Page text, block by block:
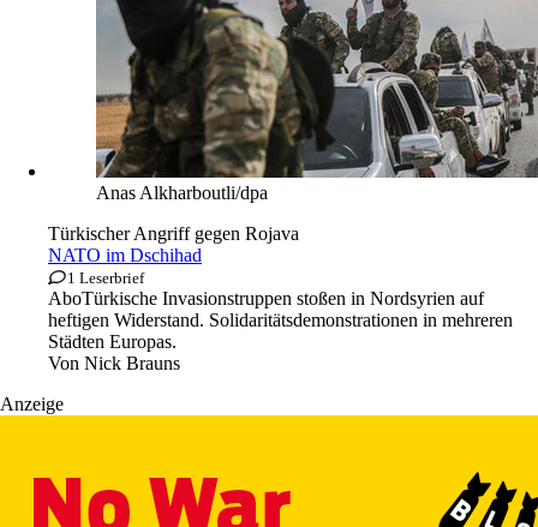
Anas Alkharboutli/dpa
Türkischer Angriff gegen Rojava
NATO im Dschihad
1 Leserbrief
AboTürkische Invasionstruppen stoßen in Nordsyrien auf
heftigen Widerstand. Solidaritätsdemonstrationen in mehreren
Städten Europas.
Von Nick Brauns
Anzeige